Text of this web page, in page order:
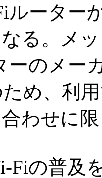
ルーター
る。メ
ーのメー
め、利
わせに
の普及